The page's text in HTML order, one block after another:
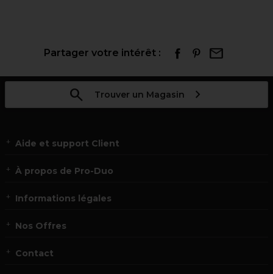
Partager votre intérêt :
Trouver un Magasin
Aide et support Client
À propos de Pro-Duo
Informations légales
Nos Offres
Contact